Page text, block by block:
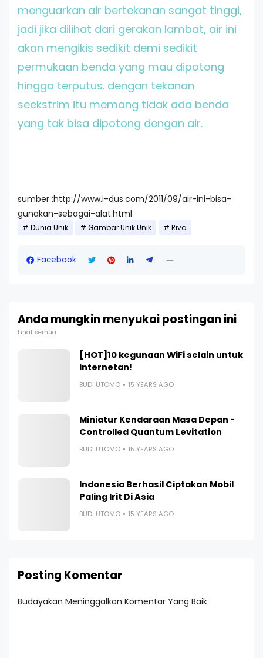
menguarkan air bertekanan sangat tinggi,
jadi jika dilihat dari gerakan lambat, air ini
akan mengikis sedikit demi sedikit
permukaan benda yang mau dipotong
hingga terputus. dengan tekanan
seekstrim itu memang tidak ada benda
yang tak bisa dipotong dengan air.
sumber :http://www.i-dus.com/2011/09/air-ini-bisa-
gunakan-sebagai-alat.html
Dunia Unik Gambar Unik Unik Riva
Facebook
Anda mungkin menyukai postingan ini
Lihat semua
[HOT]10 kegunaan WiFi selain untuk
internetan!
BUDI UTOMO 15 YEARS AGO
Miniatur Kendaraan Masa Depan -
Controlled Quantum Levitation
BUDI UTOMO 15 YEARS AGO
Indonesia Berhasil Ciptakan Mobil
Paling Irit Di Asia
BUDI UTOMO 15 YEARS AGO
Posting Komentar
Budayakan Meninggalkan Komentar Yang Baik